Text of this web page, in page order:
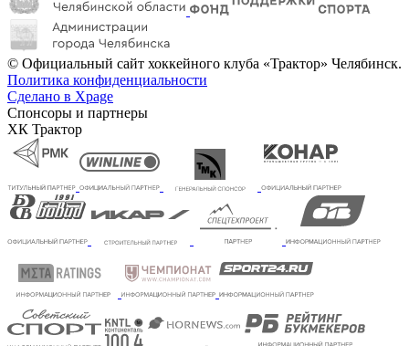
© Официальный сайт хоккейного клуба «Трактор» Челябинск.
Политика конфиденциальности
Сделано в Xpage
Спонсоры и партнеры
ХК Трактор